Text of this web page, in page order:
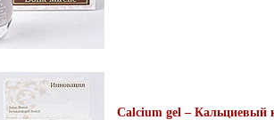
Calcium gel – Кальциевый